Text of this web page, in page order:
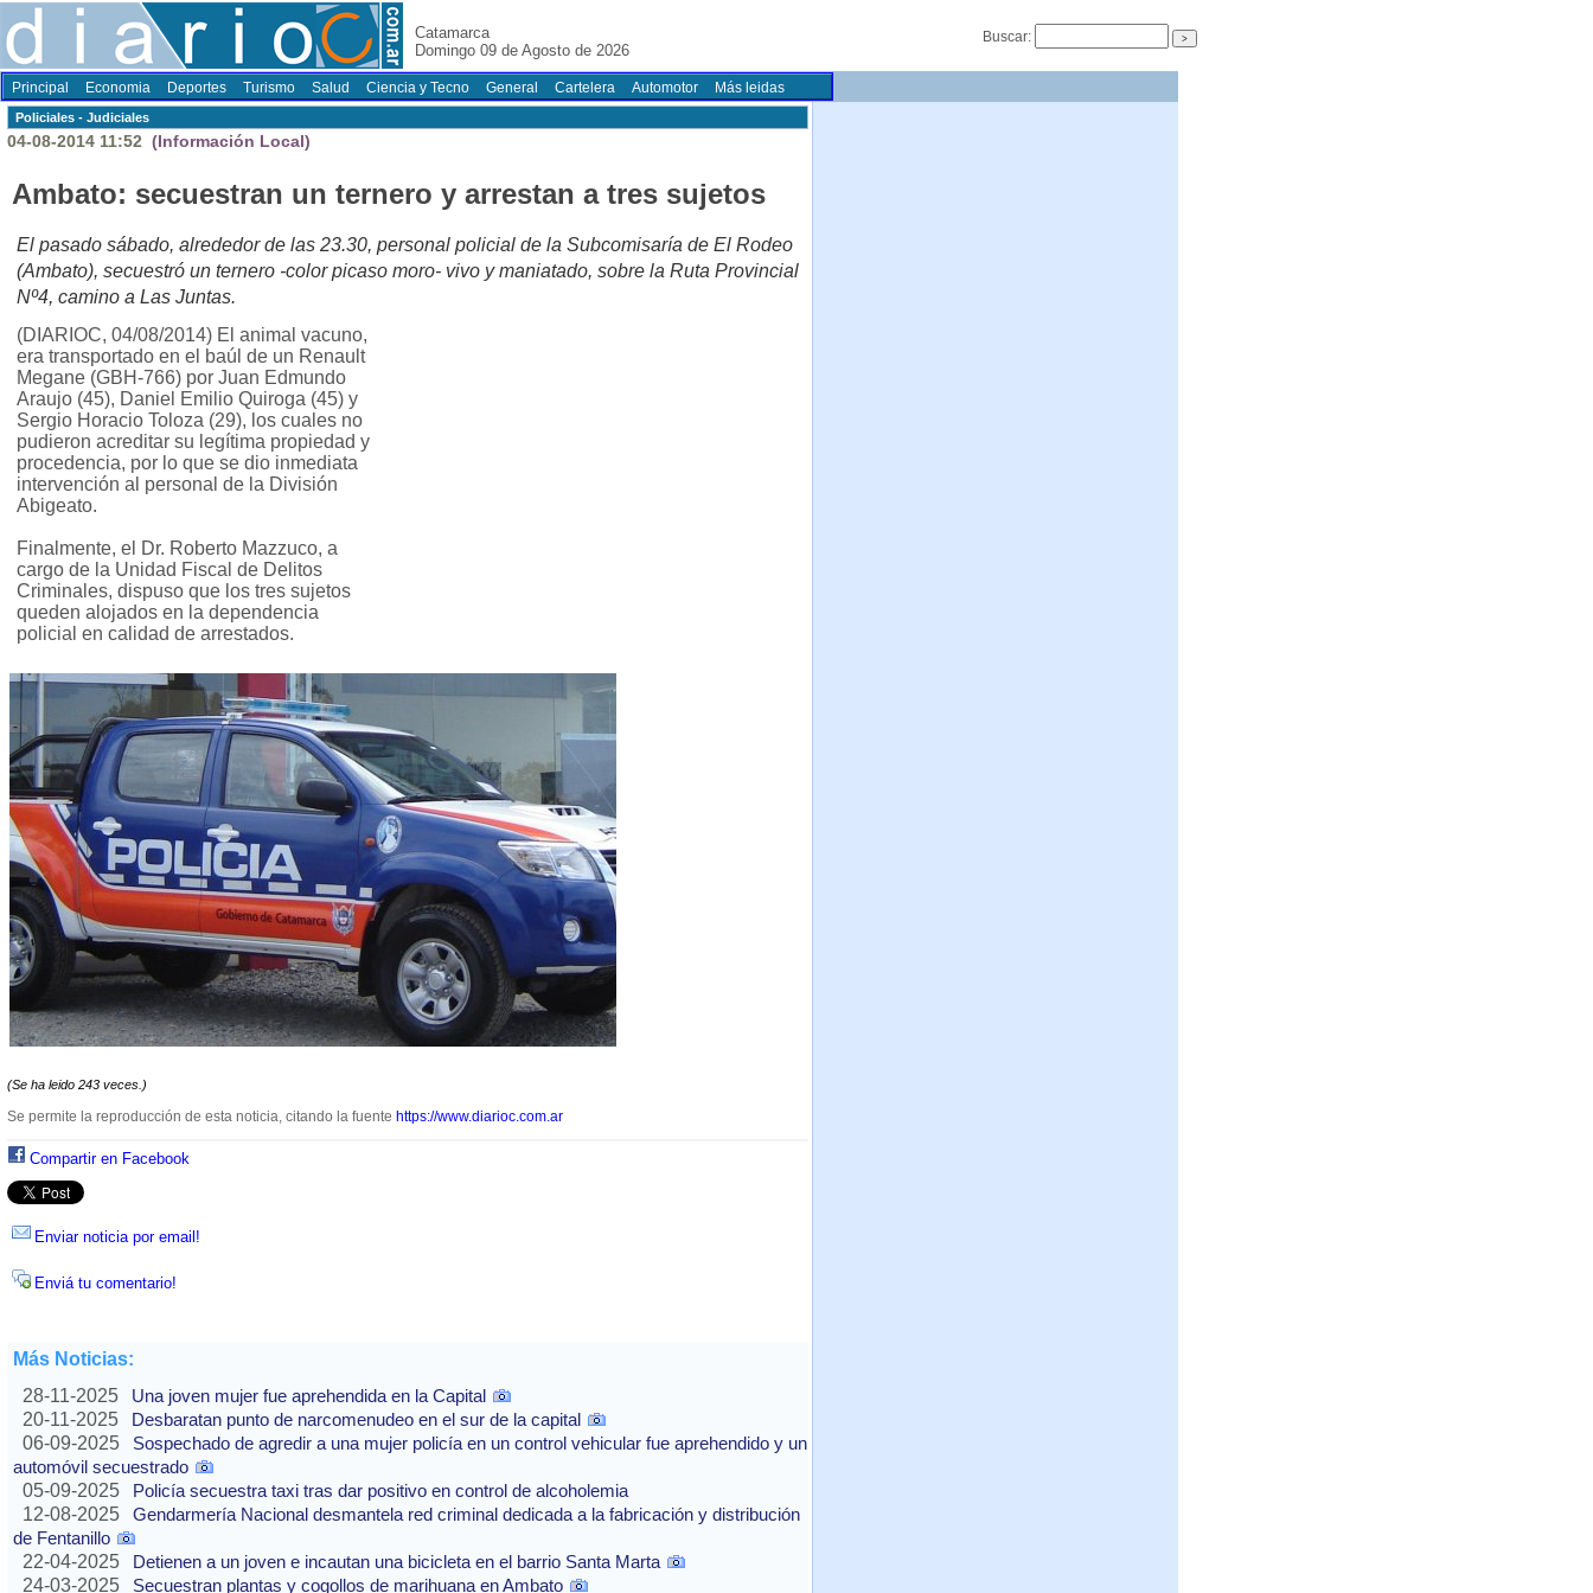
Catamarca
Domingo 09 de Agosto de 2026
Buscar:
Principal Economia Deportes Turismo Salud Ciencia y Tecno General Cartelera Automotor Más leidas
Policiales - Judiciales
04-08-2014 11:52 (Información Local)
Ambato: secuestran un ternero y arrestan a tres sujetos
El pasado sábado, alrededor de las 23.30, personal policial de la Subcomisaría de El Rodeo
(Ambato), secuestró un ternero -color picaso moro- vivo y maniatado, sobre la Ruta Provincial
Nº4, camino a Las Juntas.
(DIARIOC, 04/08/2014) El animal vacuno,
era transportado en el baúl de un Renault
Megane (GBH-766) por Juan Edmundo
Araujo (45), Daniel Emilio Quiroga (45) y
Sergio Horacio Toloza (29), los cuales no
pudieron acreditar su legítima propiedad y
procedencia, por lo que se dio inmediata
intervención al personal de la División
Abigeato.
Finalmente, el Dr. Roberto Mazzuco, a
cargo de la Unidad Fiscal de Delitos
Criminales, dispuso que los tres sujetos
queden alojados en la dependencia
policial en calidad de arrestados.
(Se ha leido 243 veces.)
Se permite la reproducción de esta noticia, citando la fuente https://www.diarioc.com.ar
Compartir en Facebook
Enviar noticia por email!
Enviá tu comentario!
Más Noticias:
28-11-2025
Una joven mujer fue aprehendida en la Capital
20-11-2025
Desbaratan punto de narcomenudeo en el sur de la capital
06-09-2025
Sospechado de agredir a una mujer policía en un control vehicular fue aprehendido y un
automóvil secuestrado
05-09-2025
Policía secuestra taxi tras dar positivo en control de alcoholemia
12-08-2025
Gendarmería Nacional desmantela red criminal dedicada a la fabricación y distribución
de Fentanillo
22-04-2025
Detienen a un joven e incautan una bicicleta en el barrio Santa Marta
24-03-2025
Secuestran plantas y cogollos de marihuana en Ambato